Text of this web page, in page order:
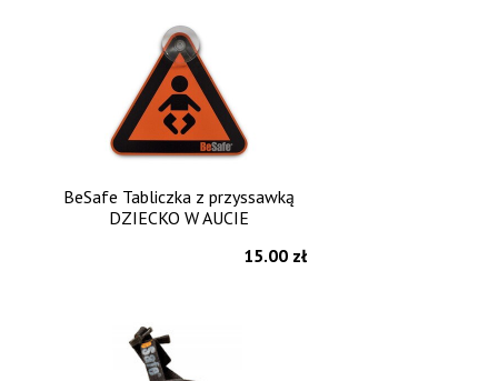
BeSafe Tabliczka z przyssawką
DZIECKO W AUCIE
15.00 zł